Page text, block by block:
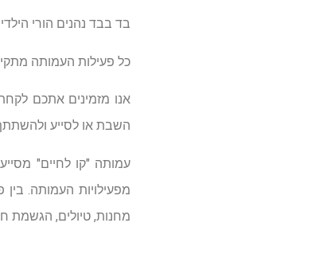
בד בבד נהנים הורי
כל פעילות העמותה
אנו מזמינים אתכם
השבת או לסייע
מפעילויות העמותה. בין
מחנות, טיולים, הגשמת